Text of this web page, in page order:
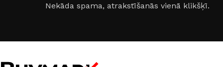
Nekāda spama, atrakstīšanās vienā klikšķī.